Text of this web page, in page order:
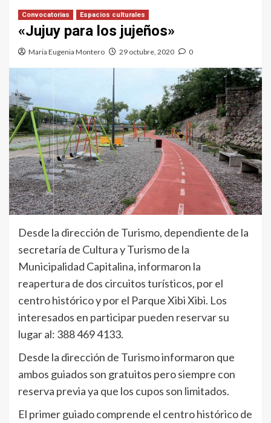
Convocatorias Espacios culturales
«Jujuy para los jujeños»
Maria Eugenia Montero 29 octubre, 2020 0
Desde la dirección de Turismo, dependiente de la
secretaría de Cultura y Turismo de la
Municipalidad Capitalina, informaron la
reapertura de dos circuitos turísticos, por el
centro histórico y por el Parque Xibi Xibi. Los
interesados en participar pueden reservar su
lugar al: 388 469 4133.
Desde la dirección de Turismo informaron que
ambos guiados son gratuitos pero siempre con
reserva previa ya que los cupos son limitados.
El primer guiado comprende el centro histórico de